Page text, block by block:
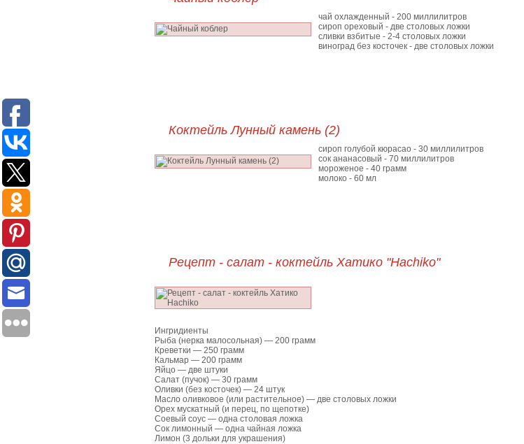
чай охлажденный - 200 миллилитров
сироп ореховый - две столовых ложки
сливки взбитые - 2-4 столовых ложки
виноград без косточек - две столовых ложки
Коктейль Лунный камень (2)
сироп голубой кюрасао - 30 миллилитров
сок ананасовый - 70 миллилитров
мороженое - 40 грамм
молоко - 60 мл
Рецепт - салат - коктейль Хатико "Hachiko"
Ингридиенты
Рыба (нерка малосольная) — 200 грамм
Креветки — 250 грамм
Кальмар — 200 грамм
Яйцо — две штуки
Салат (пучок) — 30 грамм
Оливки (без косточек) — 24 штук
Масло оливковое (или растительное) — две столовых ложки
Орех мускатный (и перец, по щепотке)
Соевый соус — одна столовая ложка
Сок лимонный — одна чайная ложка
Лимон (3 дольки для украшения)